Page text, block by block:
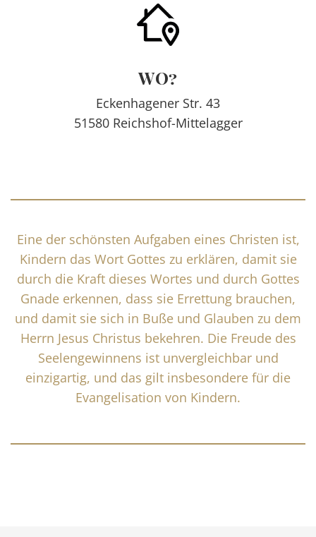
WO?
Eckenhagener Str. 43
51580 Reichshof-Mittelagger
Eine der schönsten Aufgaben eines Christen ist,
Kindern das Wort Gottes zu erklären, damit sie
durch die Kraft dieses Wortes und durch Gottes
Gnade erkennen, dass sie Errettung brauchen,
und damit sie sich in Buße und Glauben zu dem
Herrn Jesus Christus bekehren. Die Freude des
Seelengewinnens ist unvergleichbar und
einzigartig, und das gilt insbesondere für die
Evangelisation von Kindern.